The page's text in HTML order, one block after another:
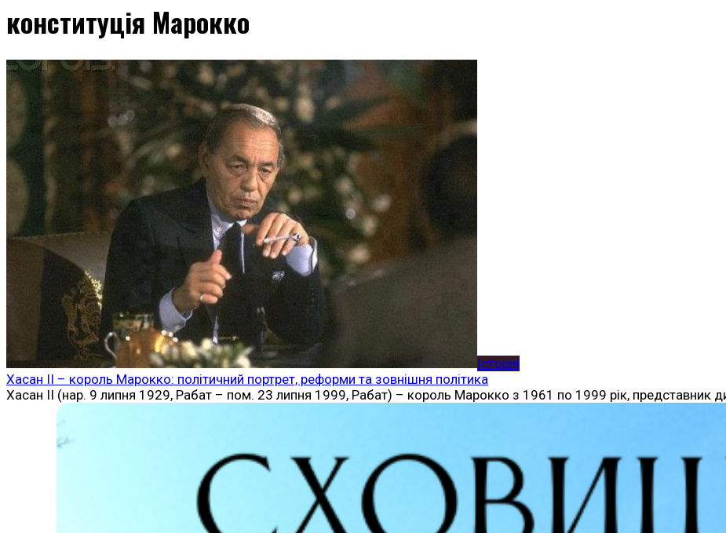
конституція Марокко
Історія
Хасан II – король Марокко: політичний портрет, реформи та зовнішня політика
Хасан II (нар. 9 липня 1929, Рабат – пом. 23 липня 1999, Рабат) – король Марокко з 1961 по 1999 рік, представник